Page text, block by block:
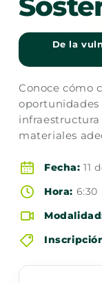
De la
Conoce cómo
materiales
Fecha: 11
Hora: 6:30